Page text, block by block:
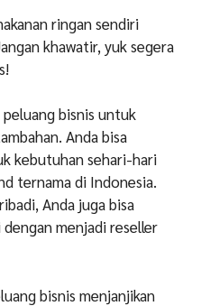
ringan sendiri
khawatir, yuk segera
peluang bisnis untuk
Anda bisa
kebutuhan sehari-hari
ternama di Indonesia.
Anda juga bisa
menjadi reseller
bisnis menjanjikan